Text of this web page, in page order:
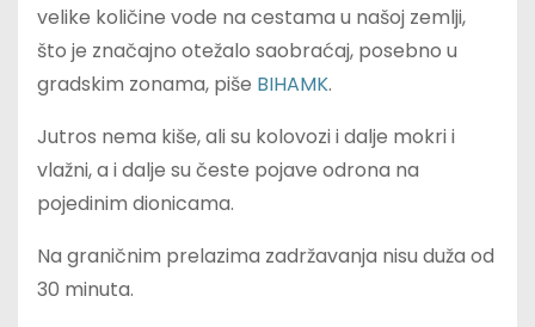
velike količine vode na cestama u našoj zemlji,
što je značajno otežalo saobraćaj, posebno u
gradskim zonama, piše BIHAMK.
Jutros nema kiše, ali su kolovozi i dalje mokri i
vlažni, a i dalje su česte pojave odrona na
pojedinim dionicama.
Na graničnim prelazima zadržavanja nisu duža od
30 minuta.